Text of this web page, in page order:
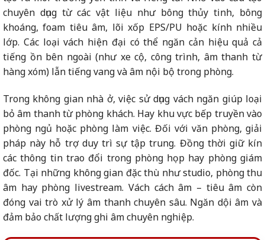
chuyên dụng từ các vật liệu như bông thủy tinh, bông
khoáng, foam tiêu âm, lõi xốp EPS/PU hoặc kính nhiều
lớp. Các loại vách hiện đại có thể ngăn cản hiệu quả cả
tiếng ồn bên ngoài (như xe cộ, công trình, âm thanh từ
hàng xóm) lẫn tiếng vang và âm nội bộ trong phòng.
Trong không gian nhà ở, việc sử dụng vách ngăn giúp loại
bỏ âm thanh từ phòng khách. Hay khu vực bếp truyền vào
phòng ngủ hoặc phòng làm việc. Đối với văn phòng, giải
pháp này hỗ trợ duy trì sự tập trung. Đồng thời giữ kín
các thông tin trao đổi trong phòng họp hay phòng giám
đốc. Tại những không gian đặc thù như studio, phòng thu
âm hay phòng livestream. Vách cách âm – tiêu âm còn
đóng vai trò xử lý âm thanh chuyên sâu. Ngăn dội âm và
đảm bảo chất lượng ghi âm chuyên nghiệp.